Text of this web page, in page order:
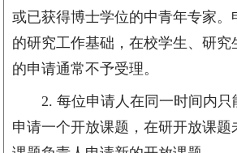
或已获得博士学位的中青年专家。
的研究工作基础，在校学生、研究
的申请通常不予受理。
2. 每位申请人在同一时间内
申请一个开放课题，在研开放课题